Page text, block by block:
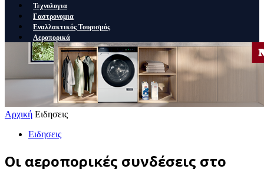
Τεχνολογια
Γαστρονομια
Εναλλακτικός Τουρισμός
Αεροπορικά
Αρχική Ειδησεις
Ειδησεις
Οι αεροπορικές συνδέσεις στο